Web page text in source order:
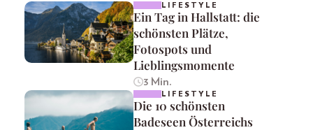
LIFESTYLE
Ein Tag in Hallstatt: die
schönsten Plätze,
Fotospots und
Lieblingsmomente
3 Min.
LIFESTYLE
Die 10 schönsten
Badeseen Österreichs